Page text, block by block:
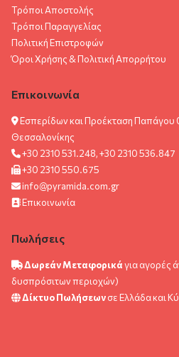
Τρόποι Αποστολής
Τρόποι Παραγγελίας
Πολιτική Επιστροφών
Όροι Χρήσης & Πολιτική Aπορρήτου
Επικοινωνία
Εσπερίδων και Προέκταση Παπάγου
Θεσσαλονίκης
+30 2310 531.248, +30 2310 536.847
+30 2310 550.675
info@pyramida.com.gr
Επικοινωνία
Πωλήσεις
Δωρεάν Μεταφορικάγια αγορές
δυσπρόσιτων περιοχών)
Δίκτυο Πωλήσεωνσε Ελλάδα και